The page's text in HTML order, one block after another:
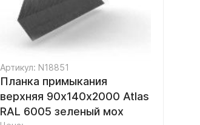
Артикул: N18851
Планка примыкания
верхняя 90х140х2000 Atlas
RAL 6005 зеленый мох